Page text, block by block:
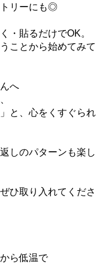
トリーにも◎
・貼るだけでOK。
ことから始めてみて
へ
と、心をくすぐられ
しのパターンも楽し
ひ取り入れてくださ
ら低温で